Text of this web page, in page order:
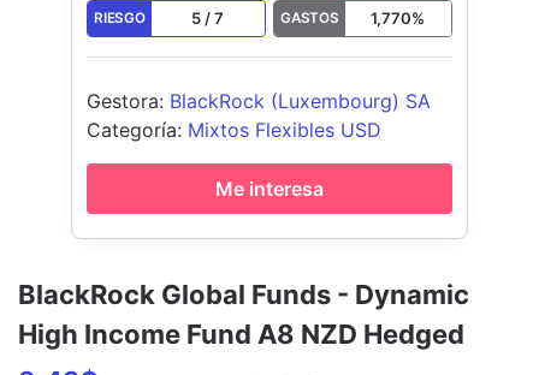
BlackRock Global Funds - Dynamic
High Income Fund A8 NZD Hedged
RIESGO 5 /7 GASTOS 1,770%
Gestora: BlackRock (Luxembourg) SA
Categoría: Mixtos Flexibles USD
Me interesa